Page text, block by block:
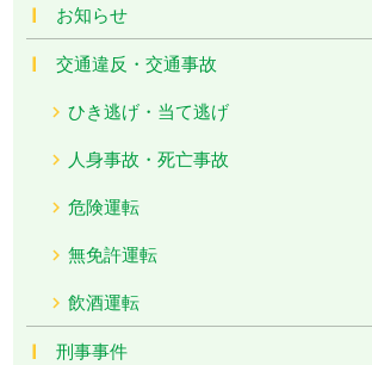
お知らせ
交通違反・交通事故
ひき逃げ・当て逃げ
人身事故・死亡事故
危険運転
無免許運転
飲酒運転
刑事事件